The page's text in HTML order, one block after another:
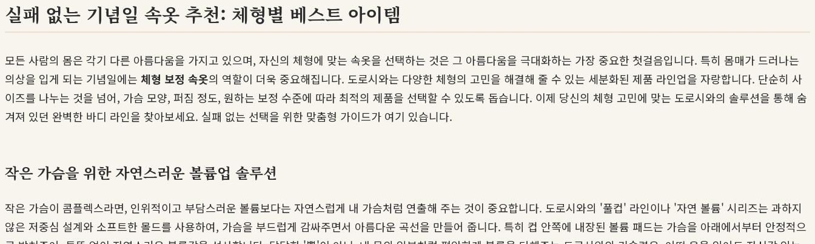
실패 없는 기념일 속옷 추천: 체형별 베스트 아이템
모든 사람의 몸은 각기 다른 아름다움을 가지고 있으며, 자신의 체형에 맞는 속옷을 선택하는 것은 그 아름다움을 극대화하는 가장 중요한 첫걸음입니다. 특히 몸매가 드러나는
의상을 입게 되는 기념일에는 체형 보정 속옷의 역할이 더욱 중요해집니다. 도로시와는 다양한 체형의 고민을 해결해 줄 수 있는 세분화된 제품 라인업을 자랑합니다. 단순히 사
이즈를 나누는 것을 넘어, 가슴 모양, 퍼짐 정도, 원하는 보정 수준에 따라 최적의 제품을 선택할 수 있도록 돕습니다. 이제 당신의 체형 고민에 맞는 도로시와의 솔루션을 통해 숨
겨져 있던 완벽한 바디 라인을 찾아보세요. 실패 없는 선택을 위한 맞춤형 가이드가 여기 있습니다.
작은 가슴을 위한 자연스러운 볼륨업 솔루션
작은 가슴이 콤플렉스라면, 인위적이고 부담스러운 볼륨보다는 자연스럽게 내 가슴처럼 연출해 주는 것이 중요합니다. 도로시와의 '풀컵' 라인이나 '자연 볼륨' 시리즈는 과하지
않은 저중심 설계와 소프트한 몰드를 사용하여, 가슴을 부드럽게 감싸주면서 아름다운 곡선을 만들어 줍니다. 특히 컵 안쪽에 내장된 볼륨 패드는 가슴을 아래에서부터 안정적으